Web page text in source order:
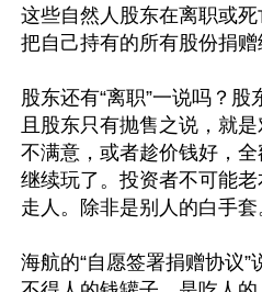
这些自然人股东在离职或
把自己持有的所有股份捐赠
股东还有“离职”一说吗？
且股东只有抛售之说，就
不满意，或者趁价钱好，
继续玩了。投资者不可能
走人。除非是别人的白手套
海航的“自愿签署捐赠协议”